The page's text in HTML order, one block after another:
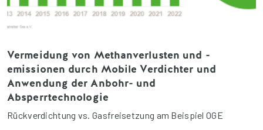
Vermeidung von Methanverlusten und -
emissionen durch Mobile Verdichter und
Anwendung der Anbohr- und
Absperrtechnologie
Rückverdichtung vs. Gasfreisetzung am Beispiel OGE